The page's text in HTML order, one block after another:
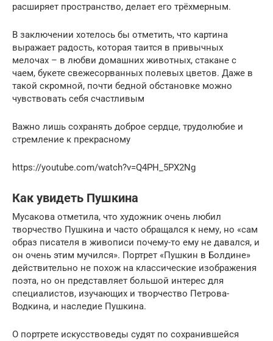
расширяет пространство, делает его трёхмерным.
В заключении хотелось бы отметить, что картина
выражает радость, которая таится в привычных
мелочах – в любви домашних животных, стакане с
чаем, букете свежесорванных полевых цветов. Даже в
такой скромной, почти бедной обстановке можно
чувствовать себя счастливым
Важно лишь сохранять доброе сердце, трудолюбие и
стремление к прекрасному
https://youtube.com/watch?v=Q4PH_5PX2Ng
Как увидеть Пушкина
Мусакова отметила, что художник очень любил
творчество Пушкина и часто обращался к нему, но «сам
образ писателя в живописи почему-то ему не давался, и
он очень этим мучился». Портрет «Пушкин в Болдине»
действительно не похож на классические изображения
поэта, но он представляет большой интерес для
специалистов, изучающих и творчество Петрова-
Водкина, и наследие Пушкина.
О портрете искусствоведы судят по сохранившейся